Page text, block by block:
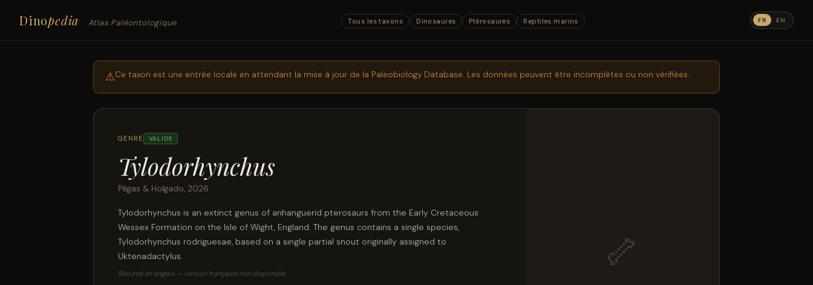
Dinopedia Atlas Paléontologique Tous les taxons Dinosaures Ptérosaures Reptiles marins FR EN
⚠Ce taxon est une entrée locale en attendant la mise à jour de la Paleobiology Database. Les données peuvent être incomplètes ou non vérifiées.
GENRE VALIDE
Tylodorhynchus
Pêgas & Holgado, 2026
Tylodorhynchus is an extinct genus of anhanguerid pterosaurs from the Early Cretaceous
Wessex Formation on the Isle of Wight, England. The genus contains a single species,
Tylodorhynchus rodriguesae, based on a single partial snout originally assigned to
Uktenadactylus.
Résumé en anglais — version française non disponible. 🦴